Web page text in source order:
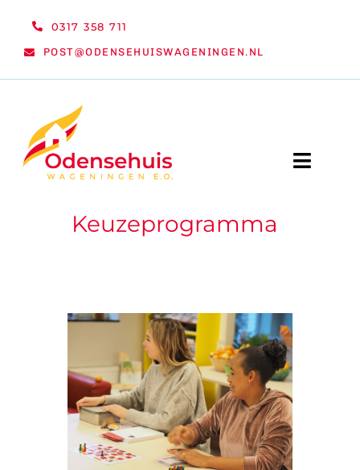
0317 358 711
POST@ODENSEHUISWAGENINGEN.NL
Toggle
WELKOM
VRIJWILLIGERS & STAGIAIRES
Keuzeprogramma